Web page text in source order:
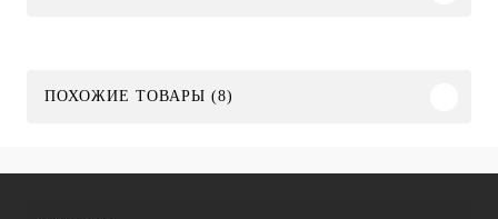
ПОХОЖИЕ ТОВАРЫ (8)